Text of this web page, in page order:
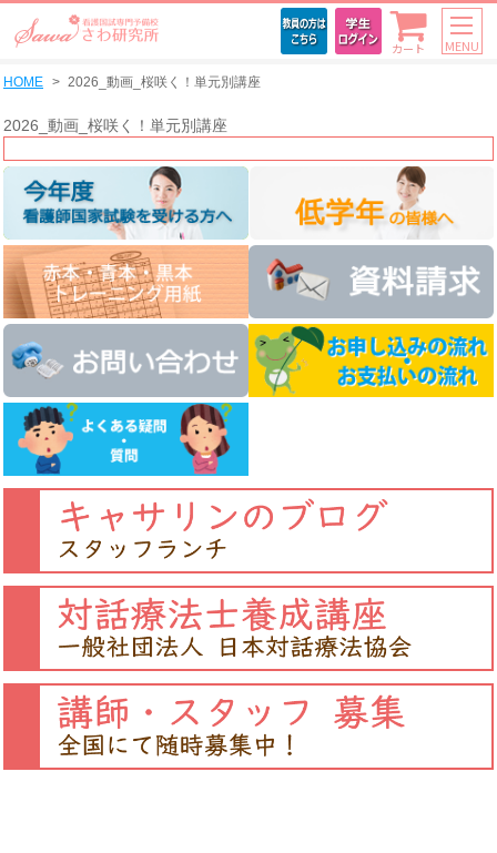
カート MENU
HOME 2026_動画_桜咲く！単元別講座
2026_動画_桜咲く！単元別講座